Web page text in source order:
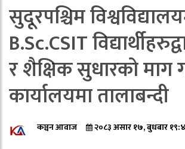
सुदूरपश्चिम
B.Sc.CSIT
र शैक्षिक सुधारको माग
कार्यालयमा तालाबन्दी
कञ्चन आवाज २०८३ असार १७, बुधबार